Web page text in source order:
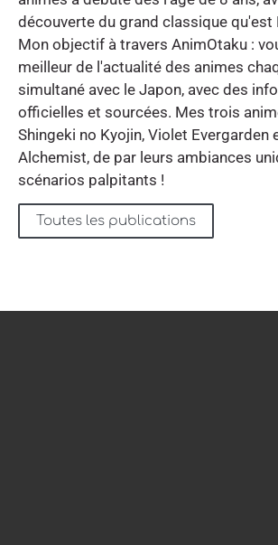
découverte du grand classique qu'est
Mon objectif à travers AnimOtaku :
meilleur de l'actualité des animes
simultané avec le Japon, avec des
officielles et sourcées. Mes trois
Shingeki no Kyojin, Violet Evergarden
Alchemist, de par leurs ambiances
scénarios palpitants !
Toutes les publications